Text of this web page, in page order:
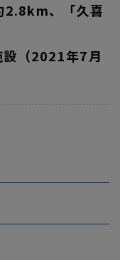
2.8km、「久喜
設（2021年7月